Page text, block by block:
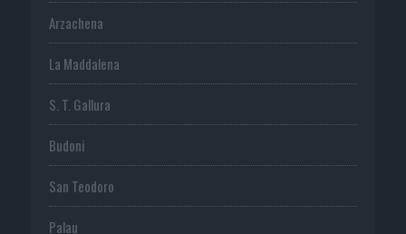
Arzachena
La Maddalena
S. T. Gallura
Budoni
San Teodoro
Palau